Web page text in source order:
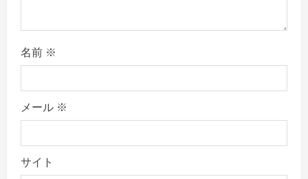
名前 ※
メール ※
サイト